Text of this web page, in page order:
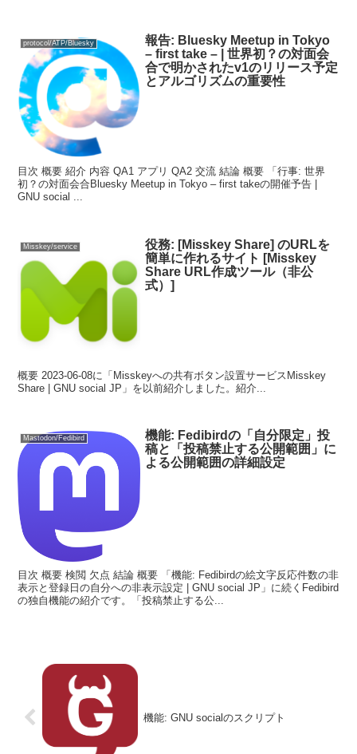
protocol/ATP/Bluesky
報告: Bluesky Meetup in Tokyo
– first take – | 世界初？の対面会
合で明かされたv1のリリース予定
とアルゴリズムの重要性
目次 概要 紹介 内容 QA1 アプリ QA2 交流 結論 概要 「行事: 世界
初？の対面会合Bluesky Meetup in Tokyo – first takeの開催予告 |
GNU social ...
Misskey/service
役務: [Misskey Share] のURLを
簡単に作れるサイト [Misskey
Share URL作成ツール（非公
式）]
概要 2023-06-08に「Misskeyへの共有ボタン設置サービスMisskey
Share | GNU social JP」を以前紹介しました。紹介...
Mastodon/Fedibird
機能: Fedibirdの「自分限定」投
稿と「投稿禁止する公開範囲」に
よる公開範囲の詳細設定
目次 概要 検閲 欠点 結論 概要 「機能: Fedibirdの絵文字反応件数の非
表示と登録日の自分への非表示設定 | GNU social JP」に続くFedibird
の独自機能の紹介です。「投稿禁止する公...
機能: GNU socialのスクリプト